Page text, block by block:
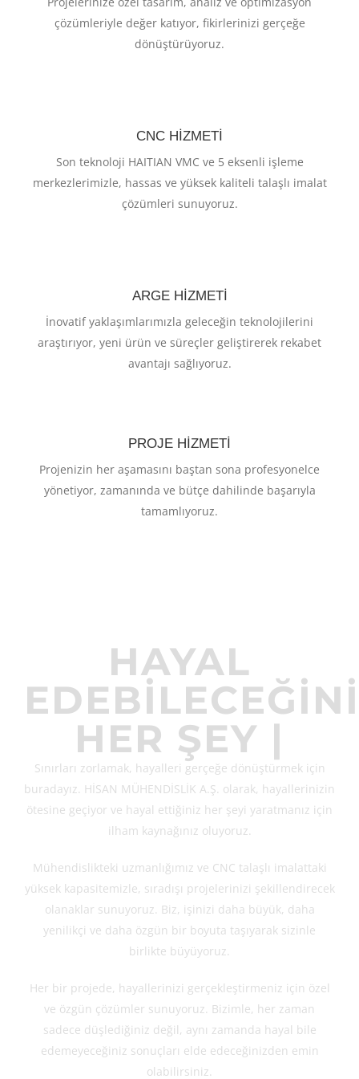
çözümleriyle değer katıyor, fikirlerinizi gerçeğe
dönüştürüyoruz.
CNC HIZMETI
Son teknoloji HAITIAN VMC ve 5 eksenli işleme
merkezlerimizle, hassas ve yüksek kaliteli talaşlı imalat
çözümleri sunuyoruz.
ARGE HIZMETI
İnovatif yaklaşımlarımızla geleceğin teknolojilerini
araştırıyor, yeni ürün ve süreçler geliştirerek rekabet
avantajı sağlıyoruz.
PROJE HIZMETI
Projenizin her aşamasını baştan sona profesyonelce
yönetiyor, zamanında ve bütçe dahilinde başarıyla
tamamlıyoruz.
HAYAL
HER ŞEY |
Sınırları zorlamak, hayalleri gerçeğe dönüştürmek için
buradayız. HİSAN MÜHENDİSLİK A.Ş. olarak, hayallerinizin
ötesine geçiyor ve hayal ettiğiniz her şeyi yaratmanız için
ilham kaynağınız oluyoruz.
Mühendislikteki uzmanlığımız ve CNC talaşlı imalattaki
yüksek kapasitemizle, sıradışı projelerinizi şekillendirecek
olanaklar sunuyoruz. Biz, işinizi daha büyük, daha
yenilikçi ve daha özgün bir boyuta taşıyarak sizinle
birlikte büyüyoruz.
Her bir projede, hayallerinizi gerçekleştirmeniz için özel
ve özgün çözümler sunuyoruz. Bizimle, her zaman
sadece düşlediğiniz değil, aynı zamanda hayal bile
edemeyeceğiniz sonuçları elde edeceğinizden emin
olabilirsiniz.